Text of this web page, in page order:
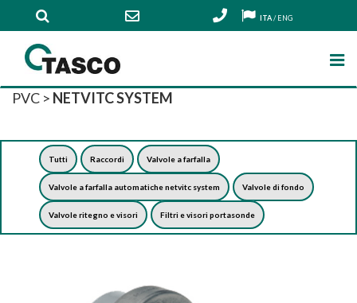
ITA/ENG
PVC > NETVITC SYSTEM
Tutti Raccordi Valvole a farfalla
Valvole a farfalla automatiche netvitc system Valvole di fondo
Valvole ritegno e visori Filtri e visori portasonde